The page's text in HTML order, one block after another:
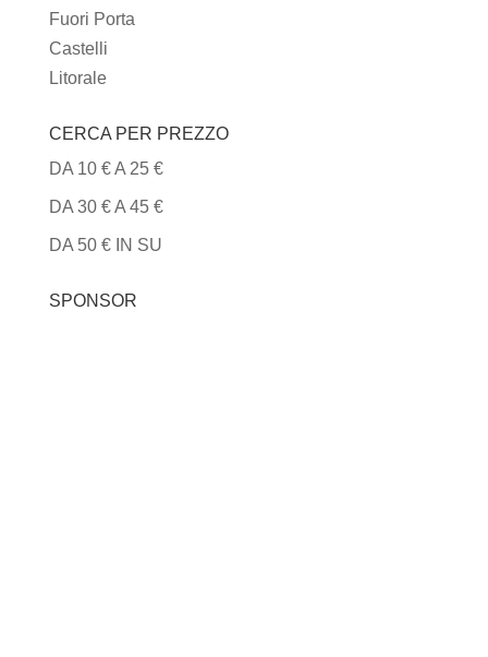
Fuori Porta
Castelli
Litorale
CERCA PER PREZZO
DA 10 € A 25 €
DA 30 € A 45 €
DA 50 € IN SU
SPONSOR